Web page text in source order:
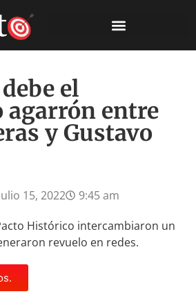
el
agarrón entre
y Gustavo
15, 2022
9:45 am
Histórico intercambiaron un
revuelo en redes.